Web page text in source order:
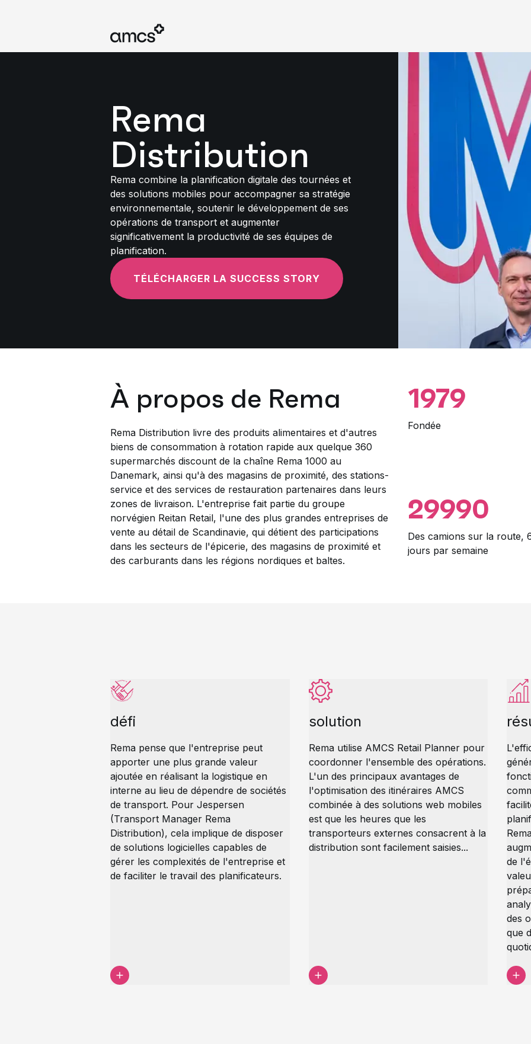
Rema
Distribution
Rema combine la planification digitale des tournées et
des solutions mobiles pour accompagner sa stratégie
environnementale, soutenir le développement de ses
opérations de transport et augmenter
significativement la productivité de ses équipes de
planification.
TÉLÉCHARGER LA SUCCESS STORY
À propos de Rema
Rema Distribution livre des produits alimentaires et d'autres
biens de consommation à rotation rapide aux quelque 360
supermarchés discount de la chaîne Rema 1000 au
Danemark, ainsi qu'à des magasins de proximité, des stations-
service et des services de restauration partenaires dans leurs
zones de livraison. L'entreprise fait partie du groupe
norvégien Reitan Retail, l'une des plus grandes entreprises de
vente au détail de Scandinavie, qui détient des participations
dans les secteurs de l'épicerie, des magasins de proximité et
des carburants dans les régions nordiques et baltes.
1979
Fondée
29990
Des camions sur la route,
jours par semaine
défi
Rema pense que l'entreprise peut
apporter une plus grande valeur
ajoutée en réalisant la logistique en
interne au lieu de dépendre de sociétés
de transport. Pour Jespersen
(Transport Manager Rema
Distribution), cela implique de disposer
de solutions logicielles capables de
gérer les complexités de l'entreprise et
de faciliter le travail des planificateurs.
solution
Rema utilise AMCS Retail Planner pour
coordonner l'ensemble des opérations.
L'un des principaux avantages de
l'optimisation des itinéraires AMCS
combinée à des solutions web mobiles
est que les heures que les
transporteurs externes consacrent à la
distribution sont facilement saisies...
de
des
que